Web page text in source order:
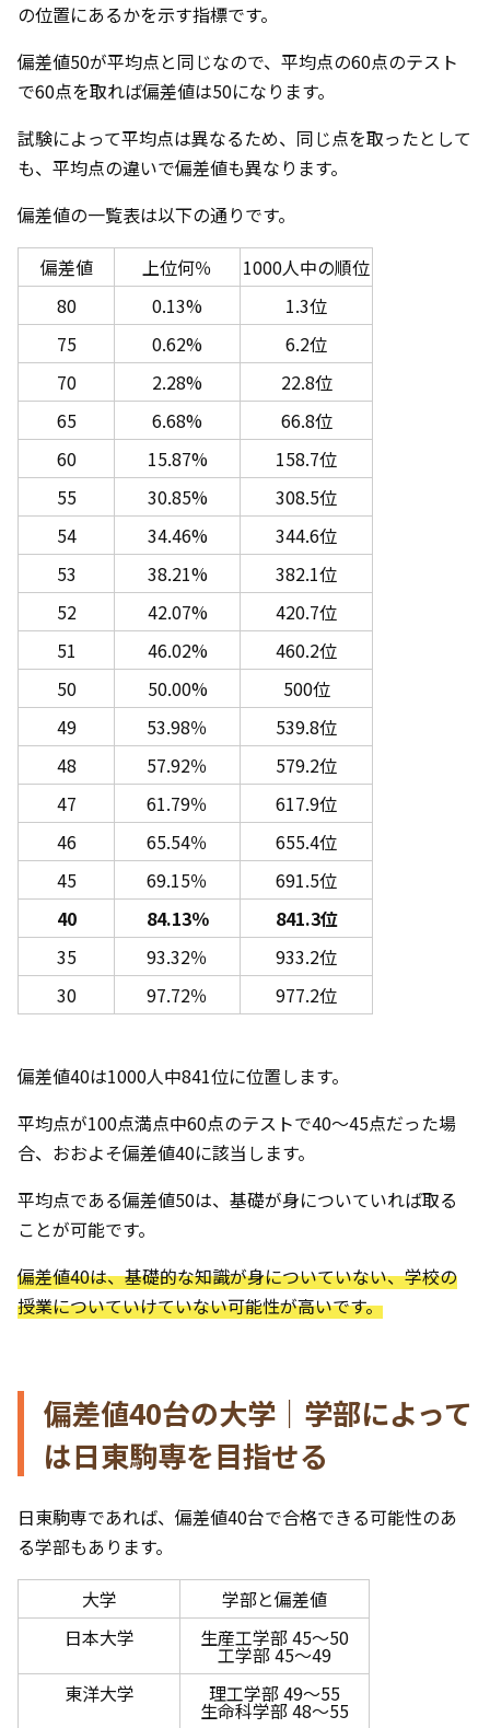
の位置にあるかを示す指標です。
偏差値50が平均点と同じなので、平均点の60点のテスト
で60点を取れば偏差値は50になります。
試験によって平均点は異なるため、同じ点を取ったとして
も、平均点の違いで偏差値も異なります。
偏差値の一覧表は以下の通りです。
偏差値
上位何％
1000人中の順位
80
0.13%
1.3位
75
0.62%
6.2位
70
2.28%
22.8位
65
6.68%
66.8位
60
15.87%
158.7位
55
30.85%
308.5位
54
34.46%
344.6位
53
38.21%
382.1位
52
42.07%
420.7位
51
46.02%
460.2位
50
50.00%
500位
49
53.98％
539.8位
48
57.92％
579.2位
47
61.79％
617.9位
46
65.54％
655.4位
45
69.15％
691.5位
40
84.13％
841.3位
35
93.32％
933.2位
30
97.72％ 977.2位
偏差値40は1000人中841位に位置します。
平均点が100点満点中60点のテストで40～45点だった場
合、おおよそ偏差値40に該当します。
平均点である偏差値50は、基礎が身についていれば取る
ことが可能です。
偏差値40は、基礎的な知識が身についていない、学校の
授業についていけていない可能性が高いです。
偏差値40台の大学｜学部によって
は日東駒専を目指せる
日東駒専であれば、偏差値40台で合格できる可能性のあ
る学部もあります。
大学
学部と偏差値
日本大学
生産工学部 45～50
工学部 45～49
東洋大学
理工学部 49～55
生命科学部 48～55